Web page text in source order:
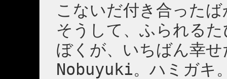
こないだ付き合った
そうして、ふられる
ぼくが、いちばん幸
Nobuyuki。ハミガキ